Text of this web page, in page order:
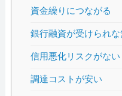
資金繰りにつながる
銀行融資が受けられ
信用悪化リスクがない
調達コストが安い